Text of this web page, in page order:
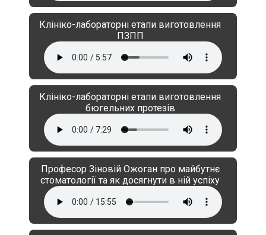
Клініко-лабораторні етапи виготовлення
ПЗПП
Клініко-лабораторні етапи виготовлення
бюгельних протезів
Професор Зіновій Ожоган про майбутнє
стоматології та як досягнути в ній успіху